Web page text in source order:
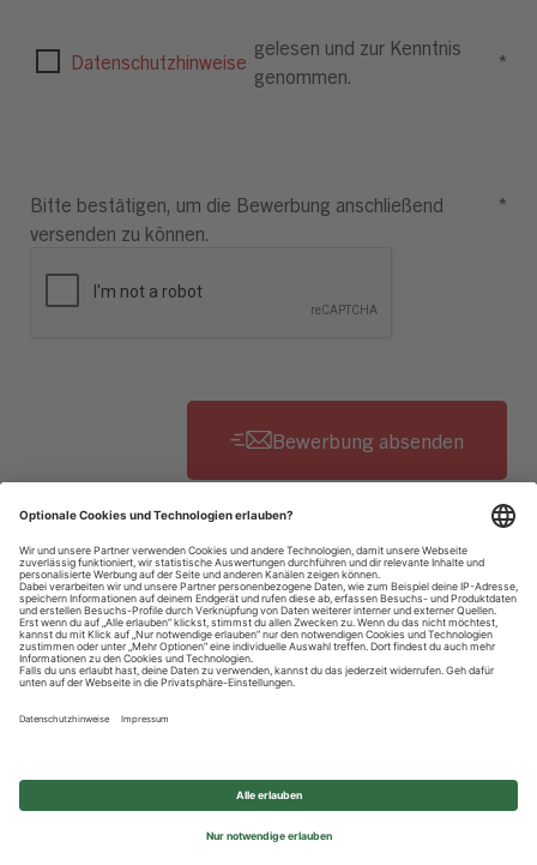
Datenschutzhinweise
gelesen und zur Kenntnis
genommen.
*
Bitte bestätigen, um die Bewerbung anschließend
versenden zu können.
*
Datenschutzhinweise
Impressum